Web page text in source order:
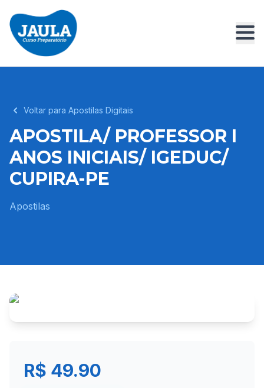
Voltar para Apostilas Digitais
APOSTILA/ PROFESSOR I
ANOS INICIAIS/ IGEDUC/
CUPIRA-PE
Apostilas
R$ 49.90